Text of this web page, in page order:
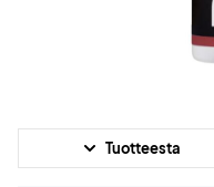
Tuotteesta